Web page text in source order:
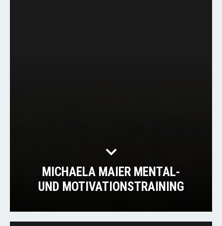
MICHAELA MAIER MENTAL-
UND MOTIVATIONSTRAINING